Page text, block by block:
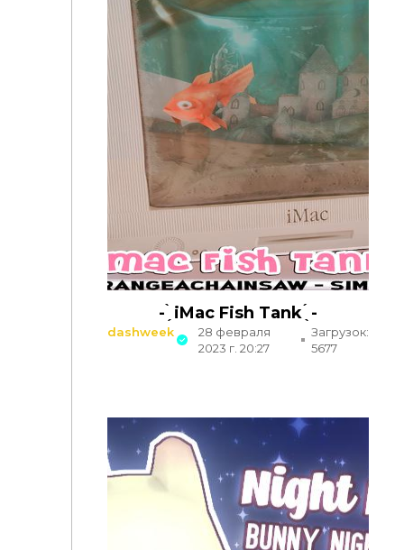
- ̗̀ iMac Fish Tank ̖́ -
dashweek
28 февраля
2023 г. 20:27
Загрузок:
5677